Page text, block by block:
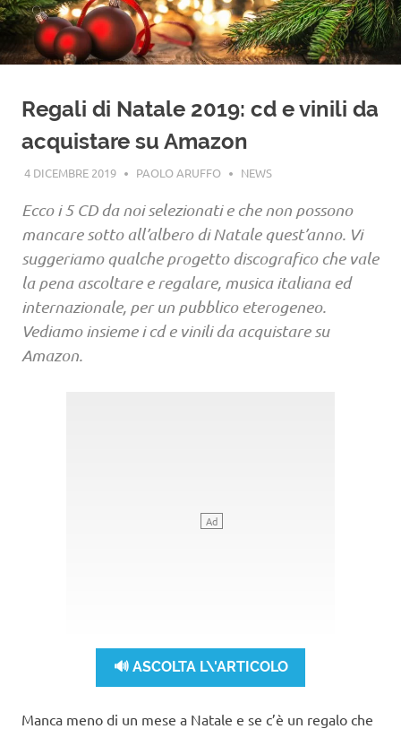
Regali di Natale 2019: cd e vinili da
acquistare su Amazon
4 DICEMBRE 2019 PAOLO ARUFFO NEWS
Ecco i 5 CD da noi selezionati e che non possono
mancare sotto all’albero di Natale quest’anno. Vi
suggeriamo qualche progetto discografico che vale
la pena ascoltare e regalare, musica italiana ed
internazionale, per un pubblico eterogeneo.
Vediamo insieme i cd e vinili da acquistare su
Amazon.
🔊 ASCOLTA L\'ARTICOLO
Manca meno di un mese a Natale e se c’è un regalo che